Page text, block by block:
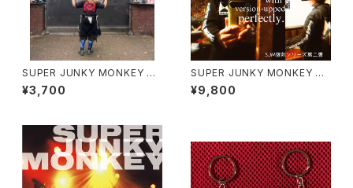
SUPER JUNKY MONKEY 超
狂猿Tシャツ（復刻カラバリ）/Ch
o-Kyo-En T-shirt (reprint c
¥3,700
SUPER JUNKY MONKEY PE
RFECT-Hoodie 復刻版(repri
nt) Zip-up version
¥9,800